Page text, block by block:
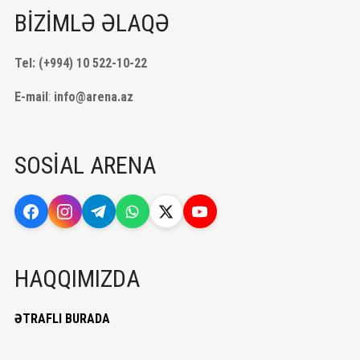
BİZİMLƏ ƏLAQƏ
Tel: (+994) 10 522-10-22
E-mail: info@arena.az
SOSİAL ARENA
HAQQIMIZDA
ƏTRAFLI BURADA